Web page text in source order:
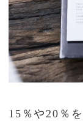
15％や20％